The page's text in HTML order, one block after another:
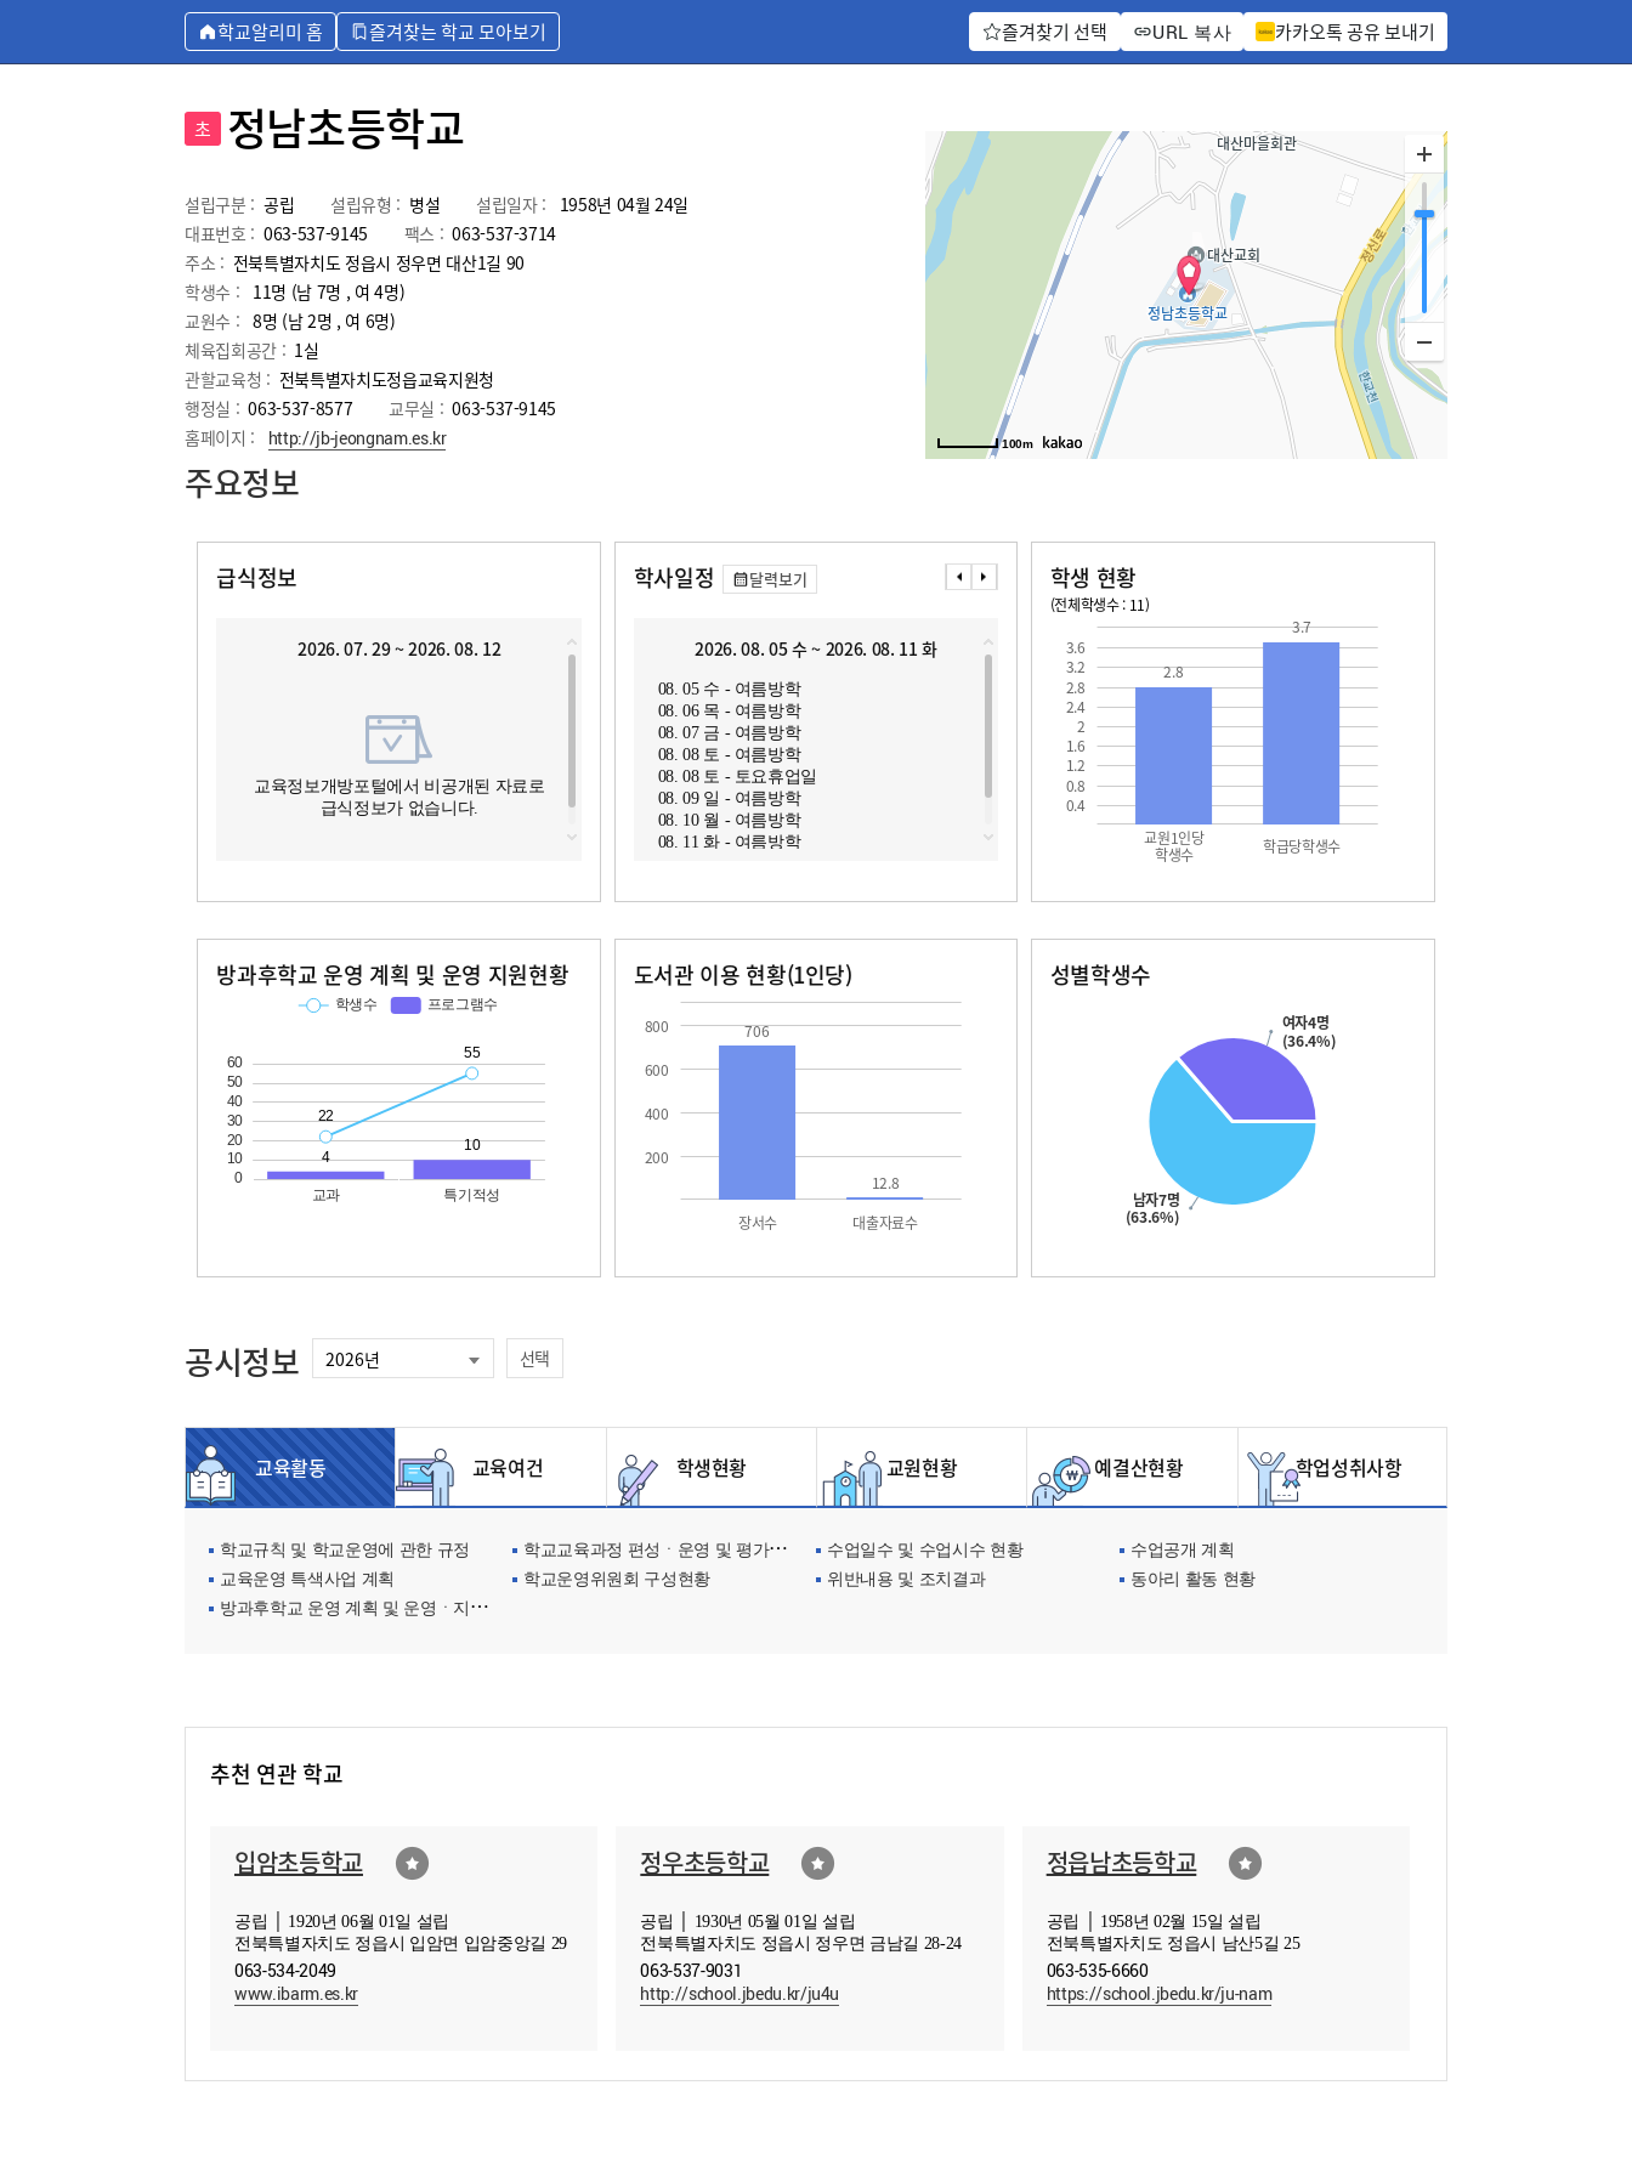
학교알리미 홈 즐겨찾는 학교 모아보기 즐겨찾기 선택 URL 복사 카카오톡 공유 보내기
초 정남초등학교
설립구분 : 공립 설립유형 : 병설 설립일자 :
1958년 04월 24일
대표번호 : 063-537-9145 팩스 : 063-537-3714
주소 : 전북특별자치도 정읍시 정우면 대산1길 90
학생수 : 11명 (남 7명 , 여 4명)
교원수 : 8명 (남2명 , 여 6명)
체육집회공간 : 1실
관할교육청 : 전북특별자치도정읍교육지원청
행정실 : 063-537-8577 교무실 : 063-537-9145
홈페이지 :
http://jb-jeongnam.es.kr 100m
주요정보
급식정보
2026. 07. 29 ~ 2026. 08. 12
교육정보개방포털에서 비공개된 자료로
급식정보가 없습니다.
학사일정 달력보기
2026. 08. 05 수 ~ 2026. 08. 11 화
08. 05 수 - 여름방학
08. 06 목 - 여름방학
08. 07 금 - 여름방학
08. 08 토 - 여름방학
08. 08 토 - 토요휴업일
08. 09 일 - 여름방학
08. 10 월 - 여름방학
08. 11 화 - 여름방학
2026. 08. 12 수 ~ 2026. 08. 18 화
08. 12 수 - 여름방학
08. 13 목 - 여름방학
08. 14 금 - 여름방학
08. 15 토 - 여름방학
08. 15 토 - 광복절
08. 16 일 - 여름방학
08. 17 월 - 여름방학
08. 17 월 - 대체공휴일
08. 18 화 - 여름방학
학생 현황
(전체학생수 : 11)
0.4
0.8
1.2
1.6
2
2.4
2.8
3.2
3.6
교원1인당
학생수 학급당학생수
2.8
3.7
방과후학교 운영 계획 및 운영 지원현황 도서관 이용 현황(1인당)
200
400
600
800
장서수 대출자료수
706
12.8
성별학생수
남자7명
(63.6%)
여자4명
(36.4%)
공시정보 선택
교육활동 교육여건 학생현황 교원현황 예결산현황 학업성취사항
학교규칙 및 학교운영에 관한 규정 학교교육과정 편성ㆍ운영 및 평가에 관한 사항 수업일수 및 수업시수 현황
수업공개 계획
교육운영 특색사업 계획
학교운영위원회 구성현황 위반내용 및 조치결과
동아리 활동 현황
방과후학교 운영 계획 및 운영ㆍ지원현황
추천 연관 학교
입암초등학교
공립 │ 1920년 06월 01일 설립
전북특별자치도 정읍시 입암면 입암중앙길 29
063-534-2049
www.ibarm.es.kr
정우초등학교
공립 │ 1930년 05월 01일 설립
전북특별자치도 정읍시 정우면 금남길 28-24
063-537-9031
http://school.jbedu.kr/ju4u
정읍남초등학교
공립 │ 1958년 02월 15일 설립
전북특별자치도 정읍시 남산5길 25
063-535-6660
https://school.jbedu.kr/ju-nam